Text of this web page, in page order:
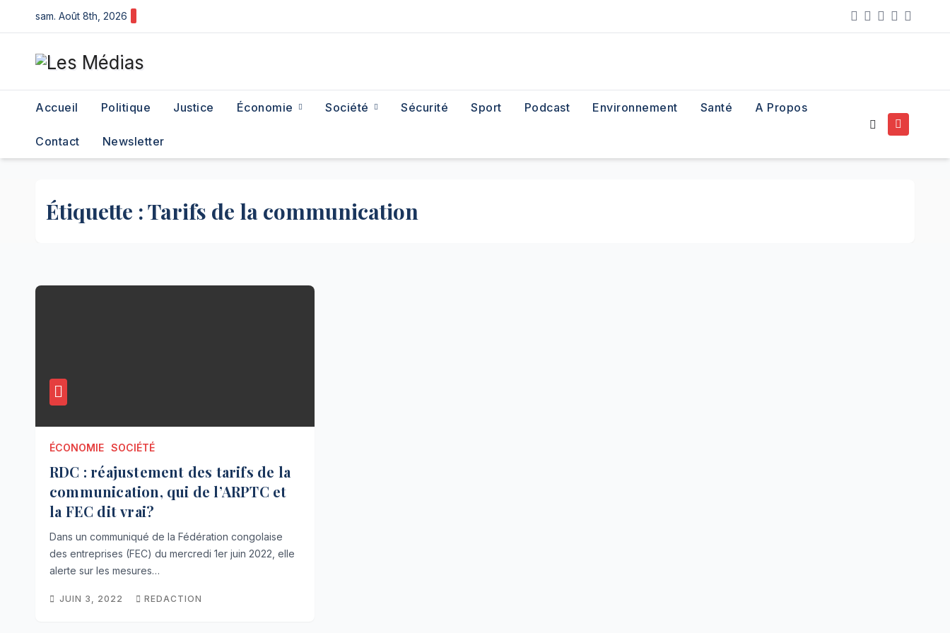
to
content
sam. Août 8th, 2026
Accueil Politique Justice Économie Société Sécurité Sport Podcast Environnement Santé A Propos
Contact Newsletter
Étiquette :Tarifs de la communication
ÉCONOMIE SOCIÉTÉ
RDC : réajustement des tarifs de la
communication, qui de l’ARPTC et
la FEC dit vrai?
Dans un communiqué de la Fédération congolaise
des entreprises (FEC) du mercredi 1er juin 2022, elle
alerte sur les mesures…
JUIN 3, 2022 REDACTION